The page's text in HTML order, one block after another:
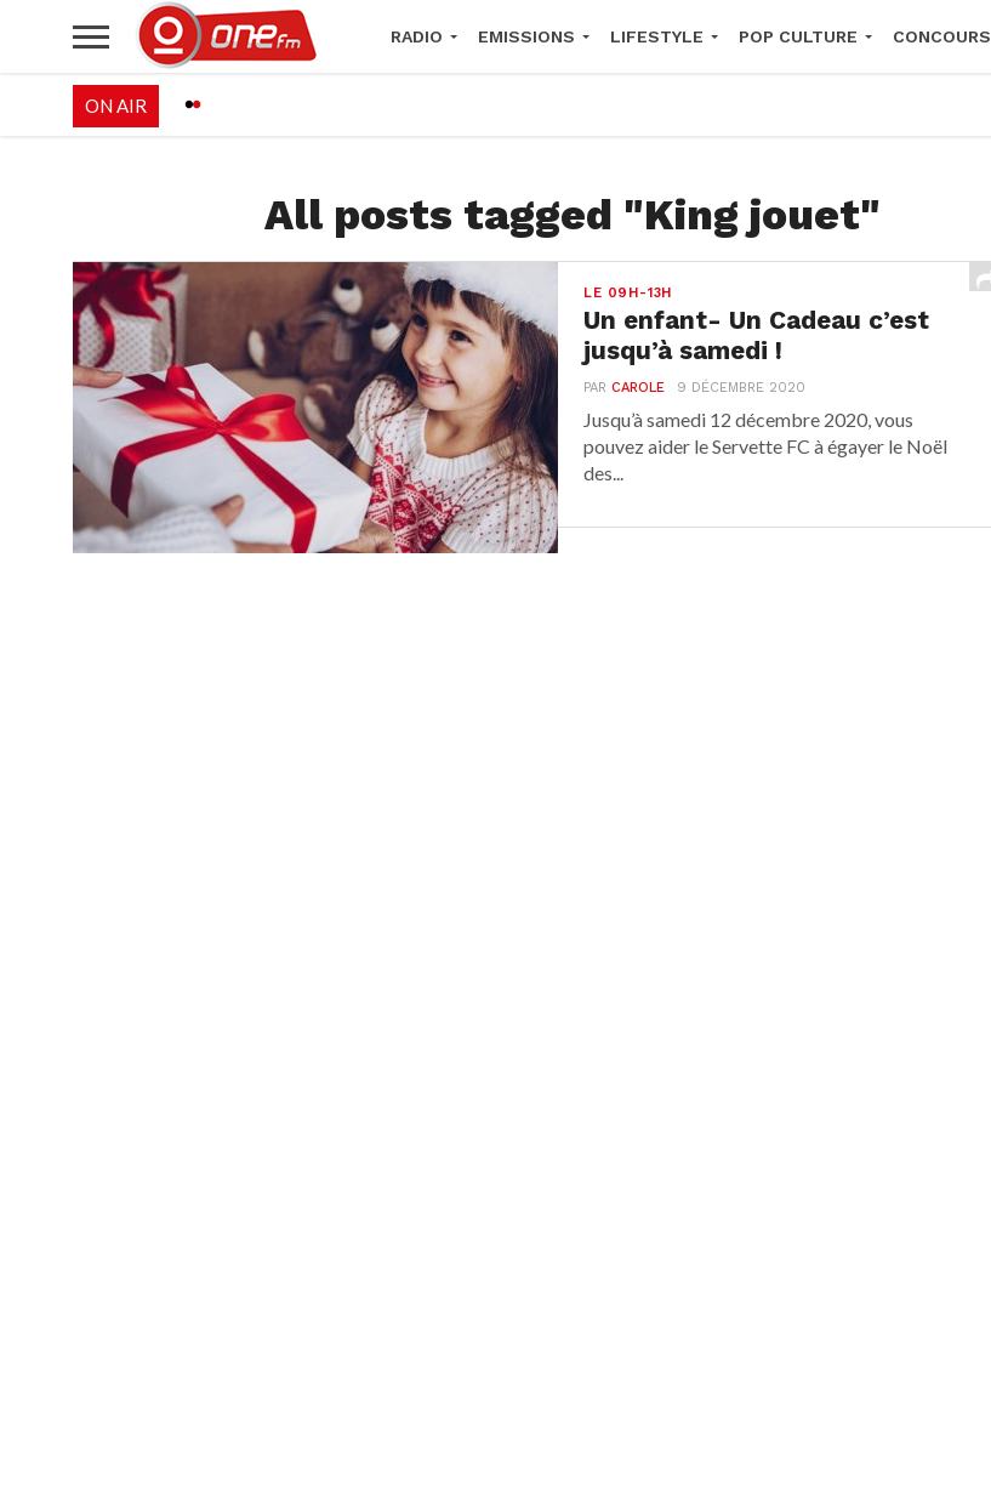
RADIO EMISSIONS LIFESTYLE POP CULTURE CONCOURS
ON AIR
All posts tagged "King jouet"
LE 09H-13H
Un enfant- Un Cadeau c’est
jusqu’à samedi !
PARCAROLE 9 DÉCEMBRE 2020
Jusqu’à samedi 12 décembre 2020, vous
pouvez aider le Servette FC à égayer le Noël
des...